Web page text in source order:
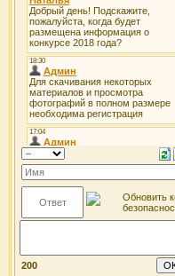
200